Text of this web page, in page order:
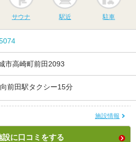
サウナ 駅近 駐車
市高崎町前田2093
前田駅タクシー15分
施設情報
設に口コミをする